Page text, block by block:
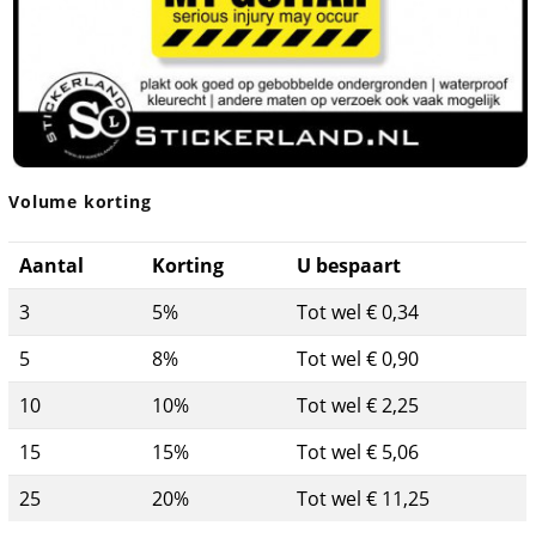
Volume korting
Aantal Korting
U bespaart
3
5%
Tot wel € 0,34
5
8%
Tot wel € 0,90
10
10%
Tot wel € 2,25
15
15%
Tot wel € 5,06
25
20% Tot wel € 11,25